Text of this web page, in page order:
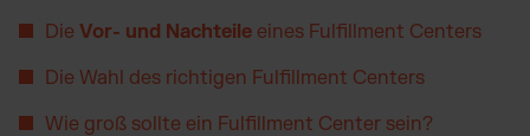
Kaufland Fulfillment
PlentyONE Fulfillment
Otto Fulfillment
Die Vor- und Nachteile eines Fulfillment Centers
Die Wahl des richtigen Fulfillment Centers
Wie groß sollte ein Fulfillment Center sein?